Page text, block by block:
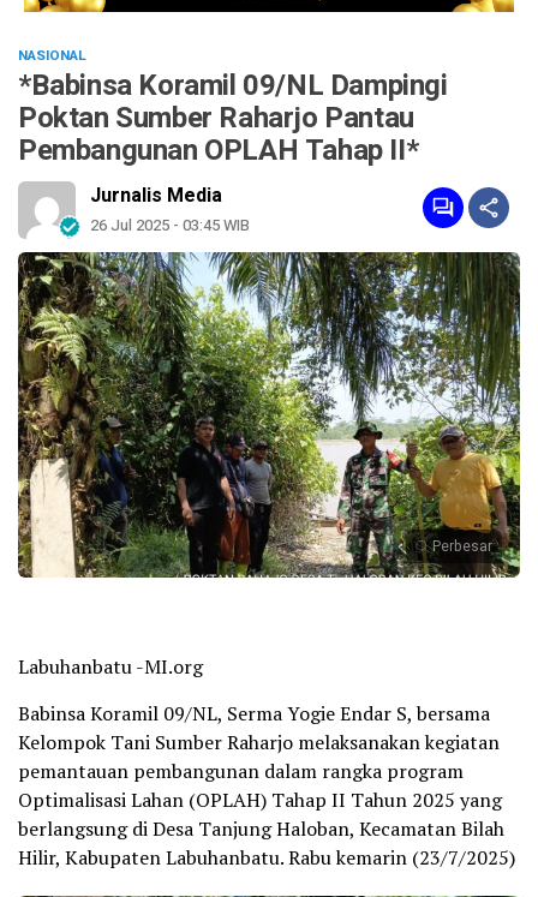
NASIONAL
*Babinsa Koramil 09/NL Dampingi
Poktan Sumber Raharjo Pantau
Pembangunan OPLAH Tahap II*
Jurnalis Media
26 Jul 2025 - 03:45 WIB
Perbesar
Labuhanbatu -MI.org
Babinsa Koramil 09/NL, Serma Yogie Endar S, bersama
Kelompok Tani Sumber Raharjo melaksanakan kegiatan
pemantauan pembangunan dalam rangka program
Optimalisasi Lahan (OPLAH) Tahap II Tahun 2025 yang
berlangsung di Desa Tanjung Haloban, Kecamatan Bilah
Hilir, Kabupaten Labuhanbatu. Rabu kemarin (23/7/2025)